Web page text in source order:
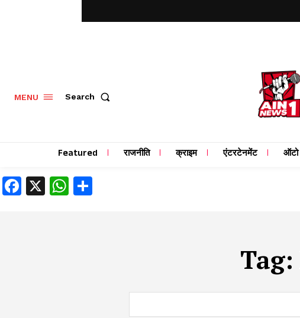
MENU Search
Featured राजनीति क्राइम एंटरटेनमेंट ऑटो
Facebook
X WhatsApp
Tag: